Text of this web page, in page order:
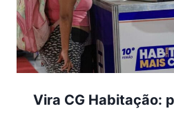
Vira CG Habitação: